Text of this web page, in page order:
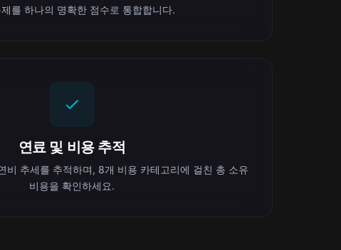
를 하나의 명확한 점수로 통합합니다.
연료 및 비용 추적
비 추세를 추적하며, 8개 비용 카테고리에 걸친 총 소유
비용을 확인하세요.